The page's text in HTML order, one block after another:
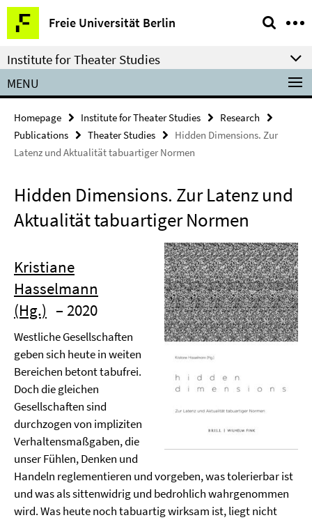
Springe
direkt
zu
Inhalt
Freie Universität Berlin
Service
Navigation
Institute for Theater Studies
MENU
Homepage Institute for Theater Studies
Research
Publications
Theater Studies
Hidden Dimensions. Zur
Latenz und Aktualität tabuartiger Normen
Hidden Dimensions. Zur Latenz und
Aktualität tabuartiger Normen
Kristiane
Hasselmann
(Hg.) – 2020
Westliche Gesellschaften
geben sich heute in weiten
Bereichen betont tabufrei.
Doch die gleichen
Gesellschaften sind
durchzogen von impliziten
Verhaltensmaßgaben, die
unser Fühlen, Denken und
Handeln reglementieren und vorgeben, was tolerierbar ist
und was als sittenwidrig und bedrohlich wahrgenommen
wird. Was heute noch tabuartig wirksam ist, liegt nicht